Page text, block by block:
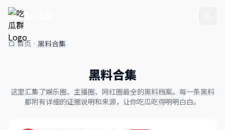
首页 黑料合集
黑料合集
这里汇集了娱乐圈、主播圈、网红圈最全的黑料档案。每一条黑料
都附有详细的证据说明和来源，让你吃瓜吃得明明白白。